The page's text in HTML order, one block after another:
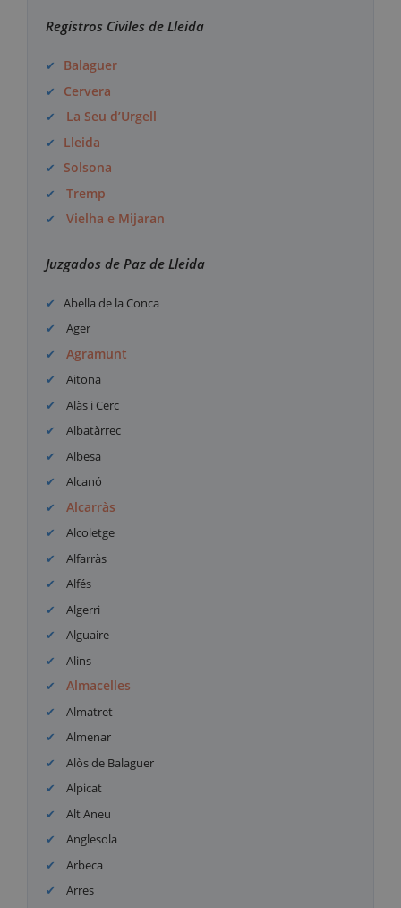
Registros Civiles de Lleida
Balaguer
Cervera
La Seu d’Urgell
Lleida
Solsona
Tremp
Vielha e Mijaran
Juzgados de Paz de Lleida
Abella de la Conca
Ager
Agramunt
Aitona
Alàs i Cerc
Albatàrrec
Albesa
Alcanó
Alcarràs
Alcoletge
Alfarràs
Alfés
Algerri
Alguaire
Alins
Almacelles
Almatret
Almenar
Alòs de Balaguer
Alpicat
Alt Aneu
Anglesola
Arbeca
Arres